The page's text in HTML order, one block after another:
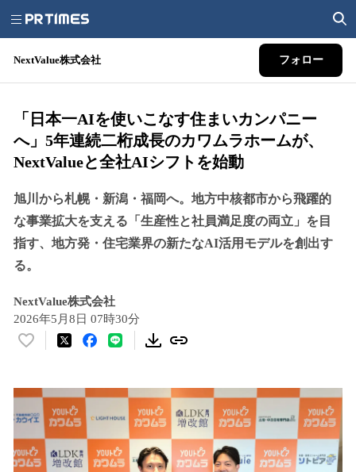
NextValue株式会社 フォロー
「日本一AIを使いこなす住まいカンパニー
へ」5年連続二桁成長のカワムラホームが、
NextValueと全社AIシフトを始動
旭川から札幌・新潟・福岡へ。地方中核都市から飛躍的
な事業拡大を支える「生産性と社員満足度の両立」を目
指す、地方発・住宅業界の新たなAI活用モデルを創出す
る。
NextValue株式会社
2026年5月8日 07時30分
い
！
数
読
み